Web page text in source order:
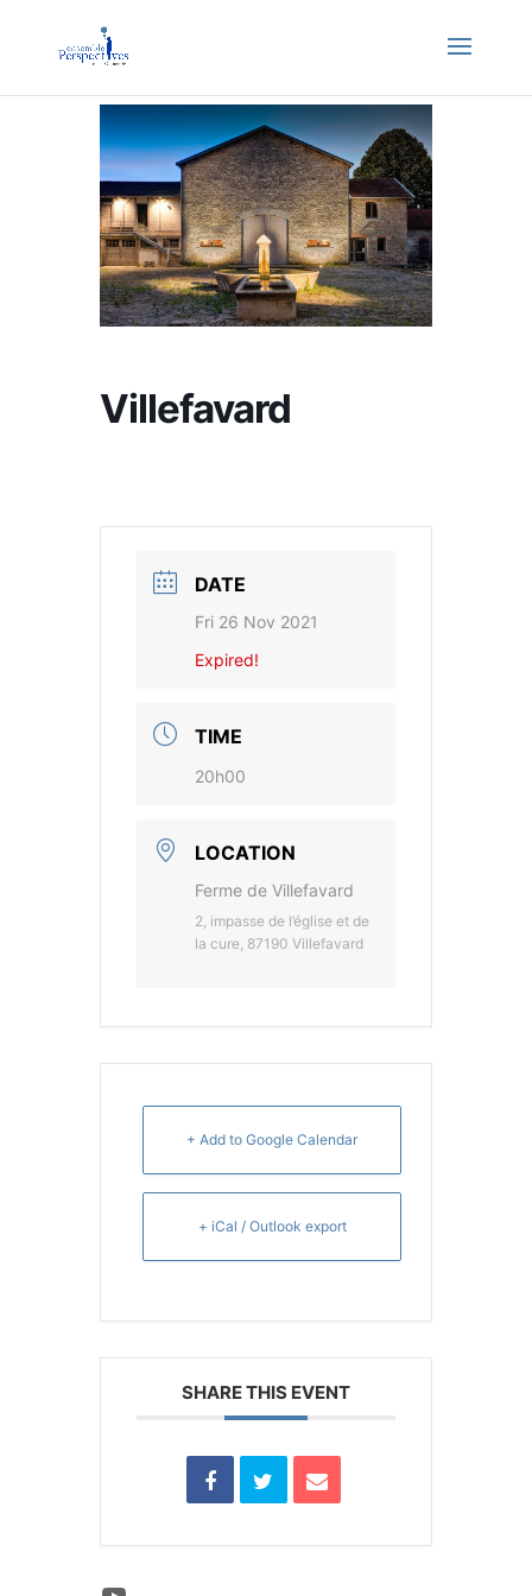
Villefavard
DATE
Fri 26 Nov 2021
Expired!
TIME
20h00
LOCATION
Ferme de Villefavard
2, impasse de l’église et de
la cure, 87190 Villefavard
+ Add to Google Calendar
+ iCal / Outlook export
SHARE THIS EVENT